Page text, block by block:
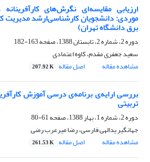
ارزیابی مقایسه‌ای نگرش‌های کارآفرینانه
موردی: دانشجویان کارشناسی‌ارشد مدیریت
برق دانشگاه تهران)
دوره 2، شماره 2، تابستان 1388، صفحه
163-182
سعید جعفری مقدم، کاوه اعتمادی
مشاهده مقاله
اصل مقاله 207.92 K
بررسی ارایه‌ی برنامه‌ی درسی آموزش
تربیتی
دوره 2، شماره 1، بهار 1388، صفحه
61-80
جهانگیر یدالهی فارسی، رضا میرعرب رضی
مشاهده مقاله
اصل مقاله 261.53 K